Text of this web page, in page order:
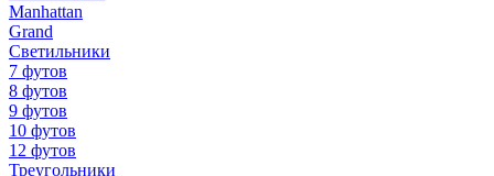
Manhattan
Grand
Светильники
7 футов
8 футов
9 футов
10 футов
12 футов
Треугольники